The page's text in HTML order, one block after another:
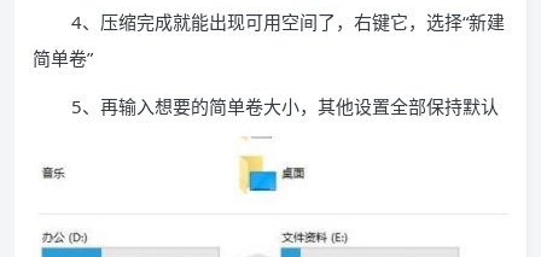
4、压缩完成就能出现可用空间了，右键它，选择“新建
简单卷”
5、再输入想要的简单卷大小，其他设置全部保持默认